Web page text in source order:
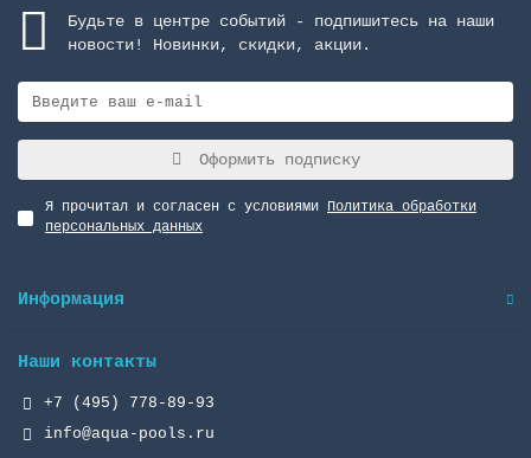
Будьте в центре событий - подпишитесь на наши
новости! Новинки, скидки, акции.
Оформить подписку
Я прочитал и согласен с условиями Политика обработки
персональных данных
Информация
Наши контакты
+7 (495) 778-89-93
info@aqua-pools.ru